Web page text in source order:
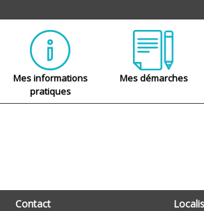
Mes informations
pratiques
Mes démarches
Contact